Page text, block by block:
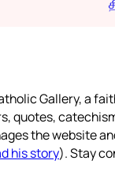
Gallery, a
quotes,
the website
his story). Stay